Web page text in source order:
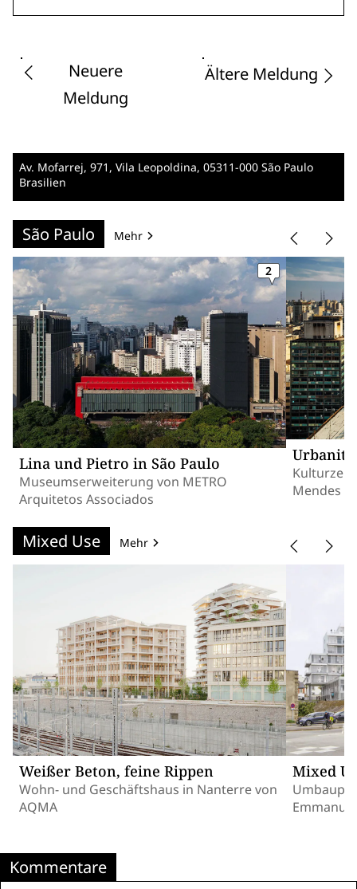
Neuere
Meldung
Ältere Meldung
Av. Mofarrej, 971, Vila Leopoldina, 05311-000 São Paulo
Brasilien
São Paulo Mehr
Lina und Pietro in São Paulo
Museumserweiterung von METRO
Arquitetos Associados
2
Mendes
Mixed Use Mehr
Weißer Beton, feine Rippen
Wohn- und Geschäftshaus in Nanterre von
AQMA
Mixed
Kommentare